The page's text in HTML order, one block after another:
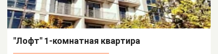
"Лофт" 1-комнатная квартира